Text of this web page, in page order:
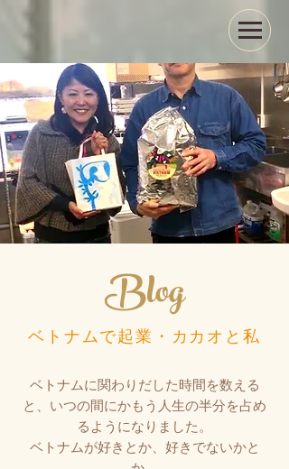
Blog
ベトナムで起業・カカオと私
ベトナムに関わりだした時間を数える
と、いつの間にかもう人生の半分を占め
るようになりました。
ベトナムが好きとか、好きでないかと